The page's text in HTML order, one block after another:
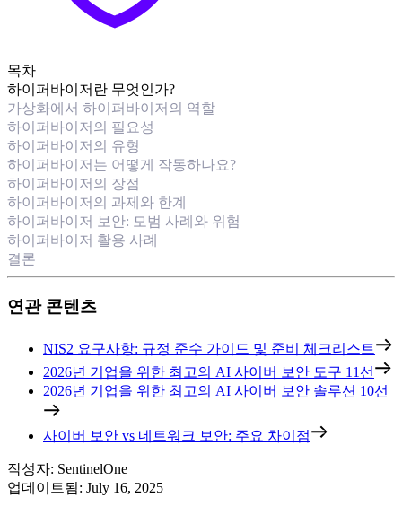
목차
하이퍼바이저란 무엇인가?
가상화에서 하이퍼바이저의 역할
하이퍼바이저의 필요성
하이퍼바이저의 유형
하이퍼바이저는 어떻게 작동하나요?
하이퍼바이저의 장점
하이퍼바이저의 과제와 한계
하이퍼바이저 보안: 모범 사례와 위험
하이퍼바이저 활용 사례
결론
연관 콘텐츠
NIS2 요구사항: 규정 준수 가이드 및 준비 체크리스트
2026년 기업을 위한 최고의 AI 사이버 보안 도구 11선
2026년 기업을 위한 최고의 AI 사이버 보안 솔루션 10선
사이버 보안 vs 네트워크 보안: 주요 차이점
작성자: SentinelOne
업데이트됨: July 16, 2025